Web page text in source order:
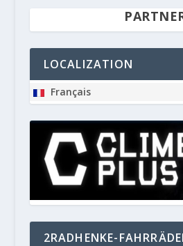
LOCALIZATION
Français
2RADHENKE-